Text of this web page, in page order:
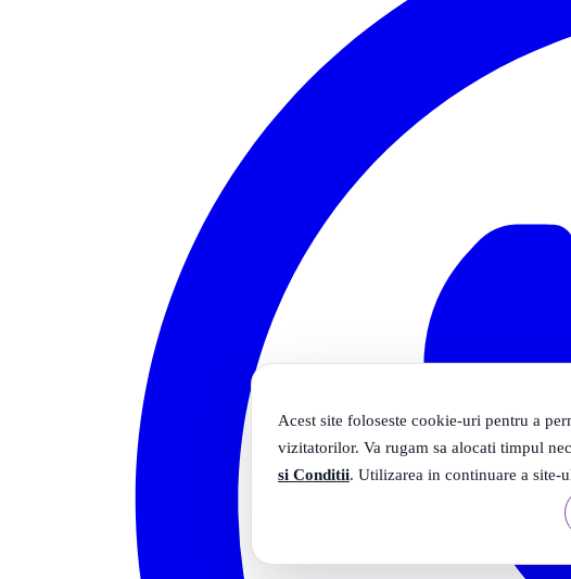
Acest site foloseste cookie-uri pentru a
vizitatorilor. Va rugam sa alocati timpul
si Conditii. Utilizarea in continuare a site-